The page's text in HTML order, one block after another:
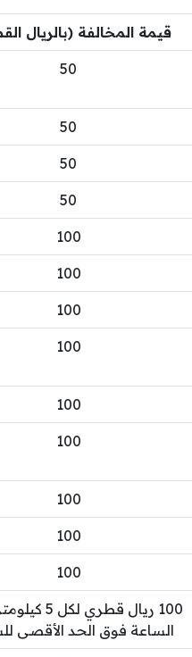
قيمة المخالفة (بالريال
50
50
50
50
100
100
100
100
100
100
100
100
100
100 ريال قطري
الساعة فوق الحد الأقصى